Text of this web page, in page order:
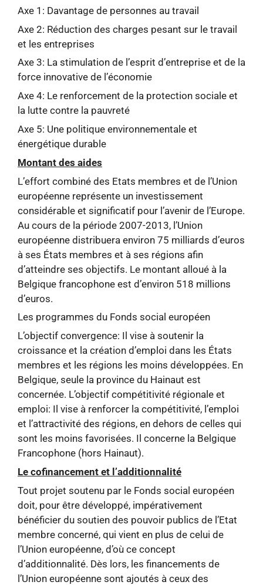
Axe 1: Davantage de personnes au travail
Axe 2: Réduction des charges pesant sur le travail
et les entreprises
Axe 3: La stimulation de l’esprit d’entreprise et de la
force innovative de l’économie
Axe 4: Le renforcement de la protection sociale et
la lutte contre la pauvreté
Axe 5: Une politique environnementale et
énergétique durable
Montant des aides
L’effort combiné des Etats membres et de l’Union
européenne représente un investissement
considérable et significatif pour l’avenir de l’Europe.
Au cours de la période 2007-2013, l’Union
européenne distribuera environ 75 milliards d’euros
à ses États membres et à ses régions afin
d’atteindre ses objectifs. Le montant alloué à la
Belgique francophone est d’environ 518 millions
d’euros.
Les programmes du Fonds social européen
L’objectif convergence: Il vise à soutenir la
croissance et la création d’emploi dans les États
membres et les régions les moins développées. En
Belgique, seule la province du Hainaut est
concernée. L’objectif compétitivité régionale et
emploi: Il vise à renforcer la compétitivité, l’emploi
et l’attractivité des régions, en dehors de celles qui
sont les moins favorisées. Il concerne la Belgique
Francophone (hors Hainaut).
Le cofinancement et l’additionnalité
Tout projet soutenu par le Fonds social européen
doit, pour être développé, impérativement
bénéficier du soutien des pouvoir publics de l’Etat
membre concerné, qui vient en plus de celui de
l’Union européenne, d’où ce concept
d’additionnalité. Dès lors, les financements de
l’Union européenne sont ajoutés à ceux des